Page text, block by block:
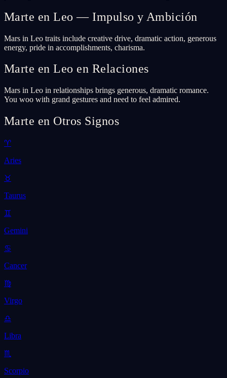
Marte en Leo — Impulso y Ambición
Mars in Leo traits include creative drive, dramatic action, generous
energy, pride in accomplishments, charisma.
Marte en Leo en Relaciones
Mars in Leo in relationships brings generous, dramatic romance.
You woo with grand gestures and need to feel admired.
Marte en Otros Signos
♈
Aries
♉
Taurus
♊
Gemini
♋
Cancer
♍
Virgo
♎
Libra
♏
Scorpio